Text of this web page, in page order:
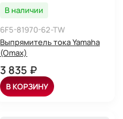
В наличии
6F5-81970-62-TW
Выпрямитель тока Yamaha
(Omax)
3 835 ₽
В КОРЗИНУ